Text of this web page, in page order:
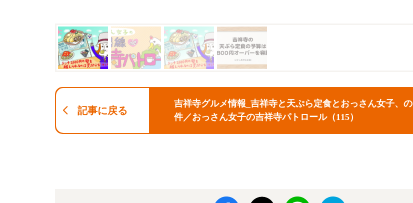
記事に戻る
吉祥寺グルメ情報_吉祥寺と天ぷら定食とおっさん女子、の
件／おっさん女子の吉祥寺パトロール（115）